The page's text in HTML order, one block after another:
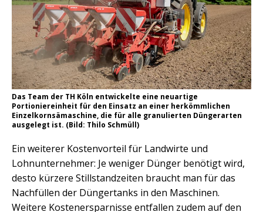
Das Team der TH Köln entwickelte eine neuartige
Portioniereinheit für den Einsatz an einer herkömmlichen
Einzelkornsämaschine, die für alle granulierten Düngerarten
ausgelegt ist. (Bild: Thilo Schmüll)
Ein weiterer Kostenvorteil für Landwirte und
Lohnunternehmer: Je weniger Dünger benötigt wird,
desto kürzere Stillstandzeiten braucht man für das
Nachfüllen der Düngertanks in den Maschinen.
Weitere Kostenersparnisse entfallen zudem auf den